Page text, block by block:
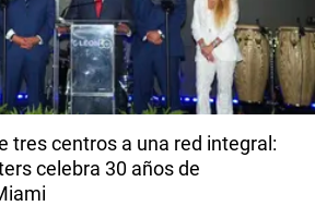
tres centros a una red integral:
celebra 30 años de